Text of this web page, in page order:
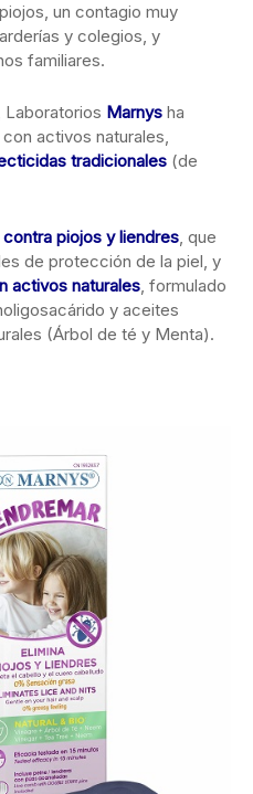
un contagio muy
y colegios, y
familiares.
Laboratorios Marnys ha
activos naturales,
tradicionales (de
piojos y liendres, que
de protección de la piel, y
activos naturales, formulado
y aceites
(Árbol de té y Menta).